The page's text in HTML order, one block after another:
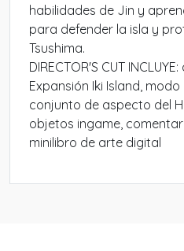
habilidades de Jin y
para defender la isla y
Tsushima.
DIRECTOR'S CUT
Expansión Iki Island,
conjunto de aspecto del
objetos ingame,
minilibro de arte digital